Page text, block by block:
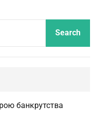
Search
банкрутства